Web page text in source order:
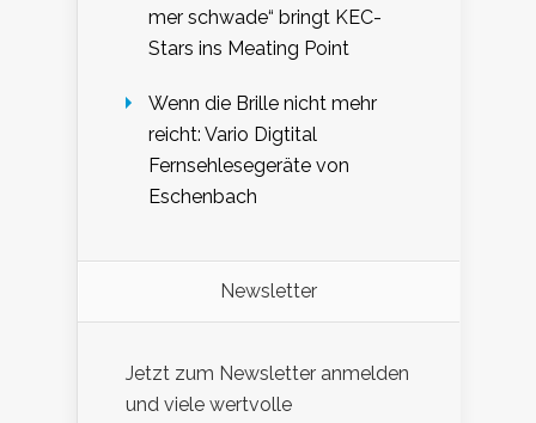
mer schwade“ bringt KEC-
Stars ins Meating Point
Wenn die Brille nicht mehr
reicht: Vario Digtital
Fernsehlesegeräte von
Eschenbach
Newsletter
Jetzt zum Newsletter anmelden
und viele wertvolle